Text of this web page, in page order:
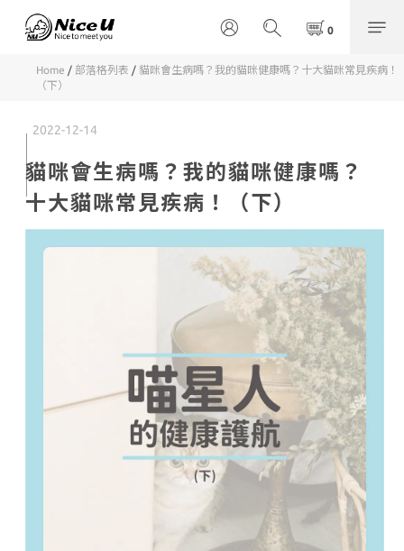
Home / 部落格列表 / 貓咪會生病嗎？我的貓咪健康嗎？十大貓咪常見疾病！
（下）
2022-12-14
貓咪會生病嗎？我的貓咪健康嗎？
十大貓咪常見疾病！（下）